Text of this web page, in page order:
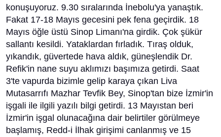
konuşuyoruz. 9.30 sıralarında İnebolu'ya yanaştık.
Fakat 17-18 Mayıs gecesini pek fena geçirdik. 18
Mayıs öğle üstü Sinop Limanı'na girdik. Çok şükür
sallantı kesildi. Yataklardan fırladık. Tıraş olduk,
yıkandık, güvertede hava aldık, güneşlendik Dr.
Refik'in nane suyu aklımızı başımıza getirdi. Saat
3'te vapurda bizimle gelip karaya çıkan Liva
Mutasarrıfı Mazhar Tevfik Bey, Sinop'tan bize İzmir'in
işgali ile ilgili yazılı bilgi getirdi. 13 Mayıstan beri
İzmir'in işgal olunacağına dair belirtiler görülmeye
başlamış, Redd-i İlhak girişimi canlanmış ve 15